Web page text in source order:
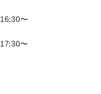
16:30〜
17:30〜